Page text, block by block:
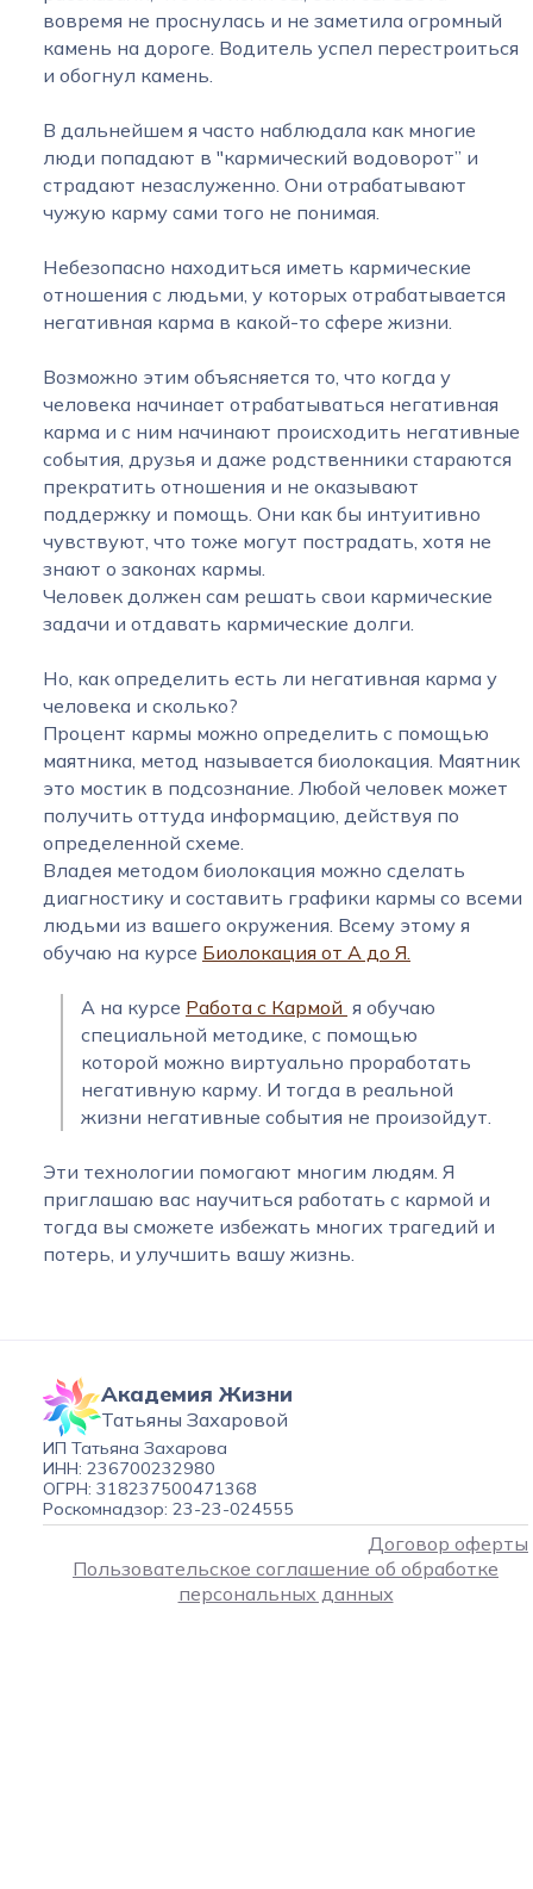
вовремя не проснулась и не заметила огромный
камень на дороге. Водитель успел перестроиться
и обогнул камень.
В дальнейшем я часто наблюдала как многие
люди попадают в "кармический водоворот” и
страдают незаслуженно. Они отрабатывают
чужую карму сами того не понимая.
Небезопасно находиться иметь кармические
отношения с людьми, у которых отрабатывается
негативная карма в какой-то сфере жизни.
Возможно этим объясняется то, что когда у
человека начинает отрабатываться негативная
карма и с ним начинают происходить негативные
события, друзья и даже родственники стараются
прекратить отношения и не оказывают
поддержку и помощь. Они как бы интуитивно
чувствуют, что тоже могут пострадать, хотя не
знают о законах кармы.
Человек должен сам решать свои кармические
задачи и отдавать кармические долги.
Но, как определить есть ли негативная карма у
человека и сколько?
Процент кармы можно определить с помощью
маятника, метод называется биолокация. Маятник
это мостик в подсознание. Любой человек может
получить оттуда информацию, действуя по
определенной схеме.
Владея методом биолокация можно сделать
диагностику и составить графики кармы со всеми
людьми из вашего окружения. Всему этому я
обучаю на курсе Биолокация от А до Я.
А на курсе Работа с Кармой я обучаю
специальной методике, с помощью
которой можно виртуально проработать
негативную карму. И тогда в реальной
жизни негативные события не произойдут.
Эти технологии помогают многим людям. Я
приглашаю вас научиться работать с кармой и
тогда вы сможете избежать многих трагедий и
потерь, и улучшить вашу жизнь.
Академия Жизни
Татьяны Захаровой
ИП Татьяна Захарова
ИНН: 236700232980
ОГРН: 318237500471368
Роскомнадзор: 23-23-024555
Договор оферты
Пользовательское соглашение об обработке
персональных данных